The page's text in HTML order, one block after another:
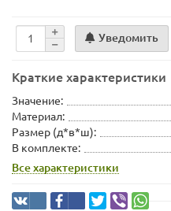
Уведомить
Краткие характеристики
Значение:
Материал:
Размер (д*в*ш):
В комплекте:
Все характеристики